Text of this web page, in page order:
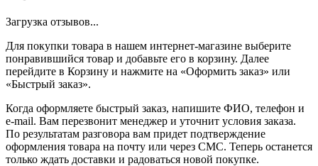
Загрузка отзывов...
Для покупки товара в нашем интернет-магазине выберите
понравившийся товар и добавьте его в корзину. Далее
перейдите в Корзину и нажмите на «Оформить заказ» или
«Быстрый заказ».
Когда оформляете быстрый заказ, напишите ФИО, телефон и
e-mail. Вам перезвонит менеджер и уточнит условия заказа.
По результатам разговора вам придет подтверждение
оформления товара на почту или через СМС. Теперь останется
только ждать доставки и радоваться новой покупке.